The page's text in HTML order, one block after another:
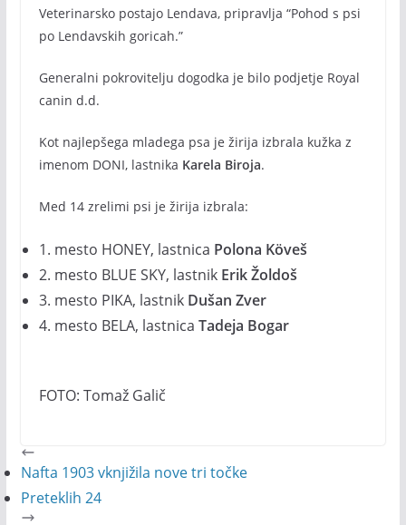
Veterinarsko postajo Lendava, pripravlja “Pohod s psi
po Lendavskih goricah.”
Generalni pokrovitelju dogodka je bilo podjetje Royal
canin d.d.
Kot najlepšega mladega psa je žirija izbrala kužka z
imenom DONI, lastnika Karela Biroja.
Med 14 zrelimi psi je žirija izbrala:
1. mesto HONEY, lastnica Polona Köveš
2. mesto BLUE SKY, lastnik Erik Žoldoš
3. mesto PIKA, lastnik Dušan Zver
4. mesto BELA, lastnica Tadeja Bogar
FOTO: Tomaž Galič
Nafta 1903 vknjižila nove tri točke
Preteklih 24